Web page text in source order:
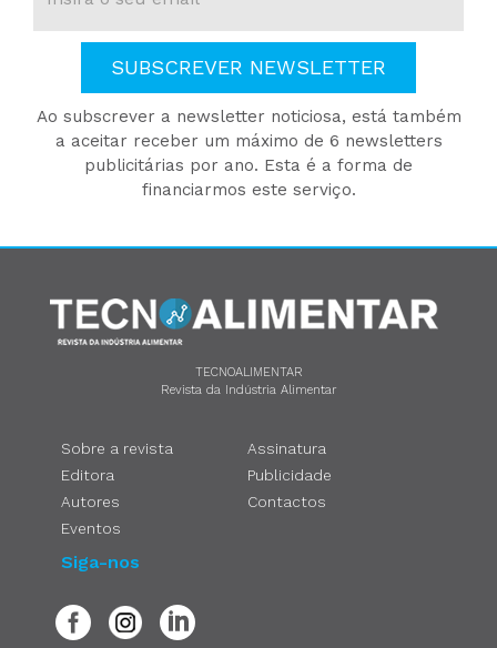
SUBSCREVER NEWSLETTER
Ao subscrever a newsletter noticiosa, está também
a aceitar receber um máximo de 6 newsletters
publicitárias por ano. Esta é a forma de
financiarmos este serviço.
TECNOALIMENTAR
Revista da Indústria Alimentar
Sobre a revista
Editora
Autores
Eventos
Assinatura
Publicidade
Contactos
Siga-nos